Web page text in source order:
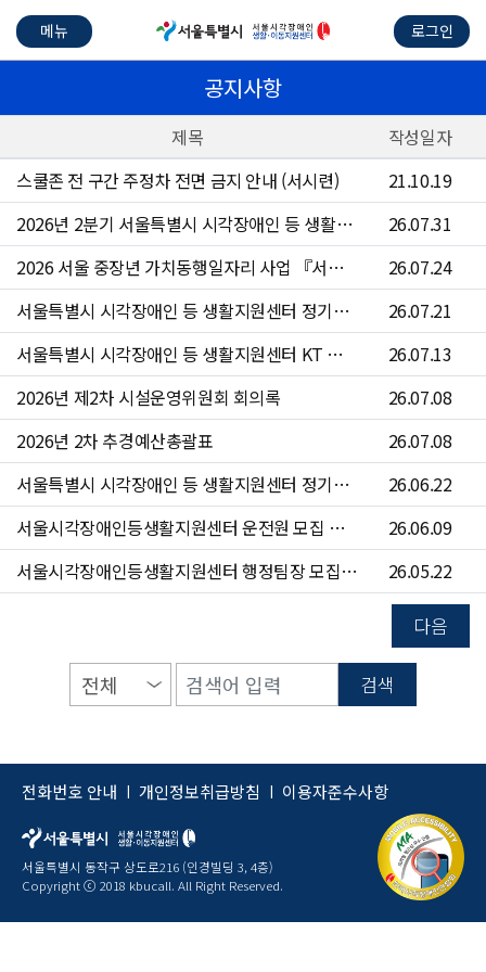
메뉴 로그인
공지사항
제목
작성일자
스쿨존 전 구간 주정차 전면 금지 안내 (서시련)
21.10.19
2026년 2분기 서울특별시 시각장애인 등 생활지원센터 수의계약 현황
26.07.31
2026 서울 중장년 가치동행일자리 사업 『서울시각장애인등생활지원센터 운전원』참여자 4차 모집 공고문
26.07.24
서울특별시 시각장애인 등 생활지원센터 정기점검 안내
26.07.21
서울특별시 시각장애인 등 생활지원센터 KT 문자 서비스 점검 안내
26.07.13
2026년 제2차 시설운영위원회 회의록
26.07.08
2026년 2차 추경예산총괄표
26.07.08
서울특별시 시각장애인 등 생활지원센터 정기점검 안내
26.06.22
서울시각장애인등생활지원센터 운전원 모집 공고(~6/24)
26.06.09
서울시각장애인등생활지원센터 행정팀장 모집 공고(~6/7)
26.05.22
다음
검색
전화번호 안내 | 개인정보취급방침 | 이용자준수사항
서울특별시 동작구 상도로216 (인경빌딩 3, 4층)
Copyright ⓒ 2018 kbucall. All Right Reserved.